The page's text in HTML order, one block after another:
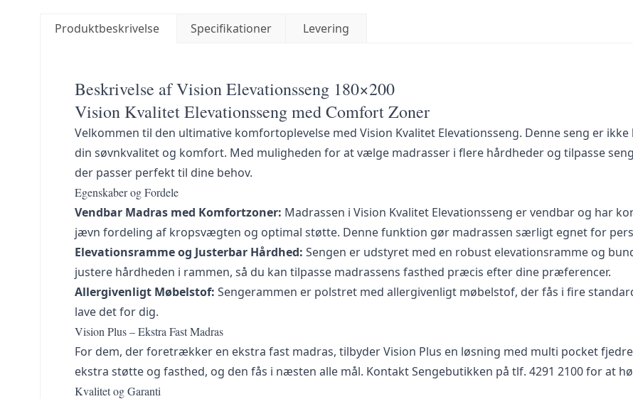
Produktbeskrivelse Specifikationer Levering
Beskrivelse af Vision Elevationsseng 180×200
Vision Kvalitet Elevationsseng med Comfort Zoner
Velkommen til den ultimative komfortoplevelse med Vision Kvalitet Elevationsseng. Denne seng er
din søvnkvalitet og komfort. Med muligheden for at vælge madrasser i flere hårdheder og tilpasse
der passer perfekt til dine behov.
Egenskaber og Fordele
Vendbar Madras med Komfortzoner: Madrassen i Vision Kvalitet Elevationsseng er vendbar og har
jævn fordeling af kropsvægten og optimal støtte. Denne funktion gør madrassen særligt egnet for
Elevationsramme og Justerbar Hårdhed: Sengen er udstyret med en robust elevationsramme og
justere hårdheden i rammen, så du kan tilpasse madrassens fasthed præcis efter dine præferencer.
Allergivenligt Møbelstof: Sengerammen er polstret med allergivenligt møbelstof, der fås i fire
lave det for dig.
Vision Plus – Ekstra Fast Madras
For dem, der foretrækker en ekstra fast madras, tilbyder Vision Plus en løsning med multi pocket
ekstra støtte og fasthed, og den fås i næsten alle mål. Kontakt Sengebutikken på tlf. 4291 2100 for at
Kvalitet og Garanti